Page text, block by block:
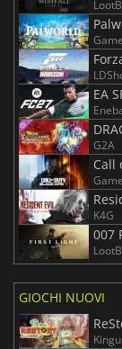
EA
G2A
Call
K4G
007
GIOCHI NUOVI